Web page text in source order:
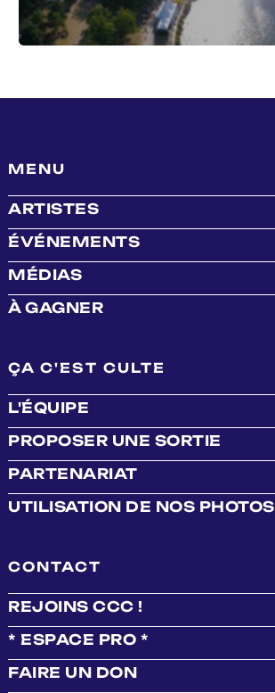
MENU
ARTISTES
ÉVÉNEMENTS
MÉDIAS
À GAGNER
ÇA C'EST CULTE
L'ÉQUIPE
PROPOSER UNE SORTIE
PARTENARIAT
UTILISATION DE NOS PHOTOS
CONTACT
REJOINS CCC !
* ESPACE PRO *
FAIRE UN DON